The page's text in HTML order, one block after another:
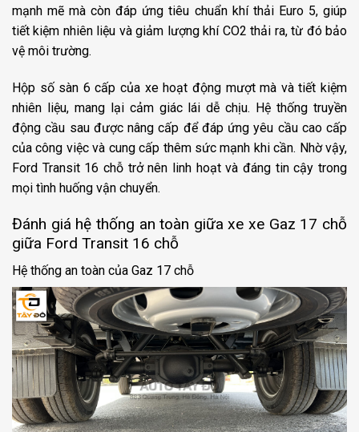
mạnh mẽ mà còn đáp ứng tiêu chuẩn khí thải Euro 5, giúp
tiết kiệm nhiên liệu và giảm lượng khí CO2 thải ra, từ đó bảo
vệ môi trường.
Hộp số sàn 6 cấp của xe hoạt động mượt mà và tiết kiệm
nhiên liệu, mang lại cảm giác lái dễ chịu. Hệ thống truyền
động cầu sau được nâng cấp để đáp ứng yêu cầu cao cấp
của công việc và cung cấp thêm sức mạnh khi cần. Nhờ vậy,
Ford Transit 16 chỗ trở nên linh hoạt và đáng tin cậy trong
mọi tình huống vận chuyển.
Đánh giá hệ thống an toàn giữa xe xe Gaz 17 chỗ
giữa Ford Transit 16 chỗ
Hệ thống an toàn của Gaz 17 chỗ